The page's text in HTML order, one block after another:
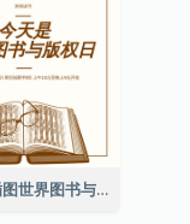
棕色书插图世界图书与版权日Instagram帖子